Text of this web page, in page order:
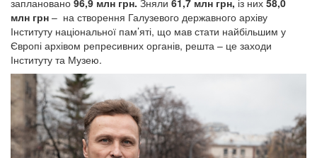
заплановано 96,9 млн грн. Зняли 61,7 млн грн, із них 58,0
млн грн – на створення Галузевого державного архіву
Інституту національної пам’яті, що мав стати найбільшим у
Європі архівом репресивних органів, решта – це заходи
Інституту та Музею.